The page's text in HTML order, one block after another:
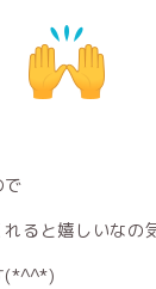
で
ると嬉しいなの
(*^^*)